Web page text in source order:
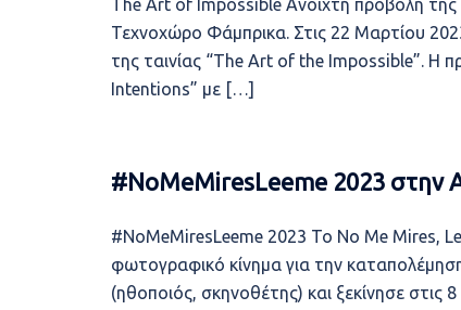
The Art of Impossible Ανοιχτή προβολή
Τεχνοχώρο Φάμπρικα. Στις 22 Μαρτίου
της ταινίας “The Art of the Impossible”. Η
Intentions” με […]
#NoMeMiresLeeme 2023 στην
#NoMeMiresLeeme 2023 Το No Me Mires,
φωτογραφικό κίνημα για την
(ηθοποιός, σκηνοθέτης) και ξεκίνησε